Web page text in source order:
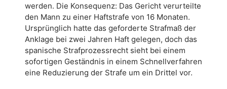
werden. Die Konsequenz: Das Gericht verurteilte
den Mann zu einer Haftstrafe von 16 Monaten.
Ursprünglich hatte das geforderte Strafmaß der
Anklage bei zwei Jahren Haft gelegen, doch das
spanische Strafprozessrecht sieht bei einem
sofortigen Geständnis in einem Schnellverfahren
eine Reduzierung der Strafe um ein Drittel vor.